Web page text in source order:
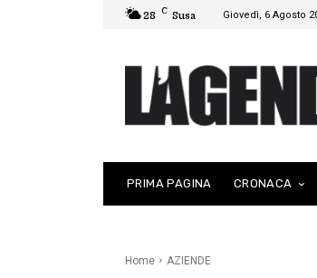
28 C Susa Giovedì, 6 Agosto
PRIMA PAGINA CRONACA
Home AZIENDE